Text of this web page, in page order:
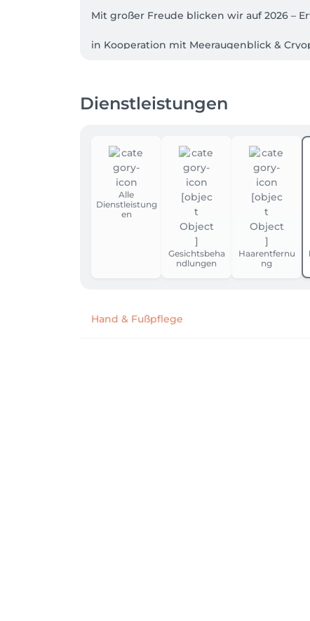
Mit großer Freude blicken wir auf 2026 –
in Kooperation mit Meeraugenblick &
Red-Light-Therapie – für ganzheitliche
Hinweis: Terminabsagen unter 24
Massagen sind ab der 24. SSW möglich.
Herzliche Grüße
Pha-Mai Massage Beauty & Spa
Dienstleistungen
Alle
Dienstleistung
en
Gesichtsbeha
ndlungen
Haarentfernu
ng
Hand & Fußpflege